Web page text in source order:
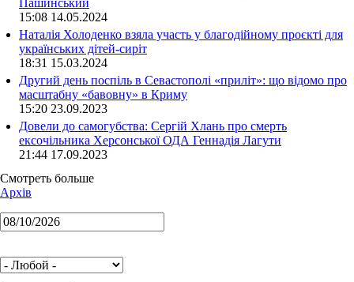
15:08 14.05.2024
Наталія Холоденко взяла участь у благодійному проєкті для
українських дітей-сиріт
18:31 15.03.2024
Другий день поспіль в Севастополі «приліт»: що відомо про
масштабну «бавовну» в Криму
15:20 23.09.2023
Довели до самогубства: Сергій Хлань про смерть
ексочільника Херсонської ОДА Геннадія Лагути
21:44 17.09.2023
Смотреть больше
Архів